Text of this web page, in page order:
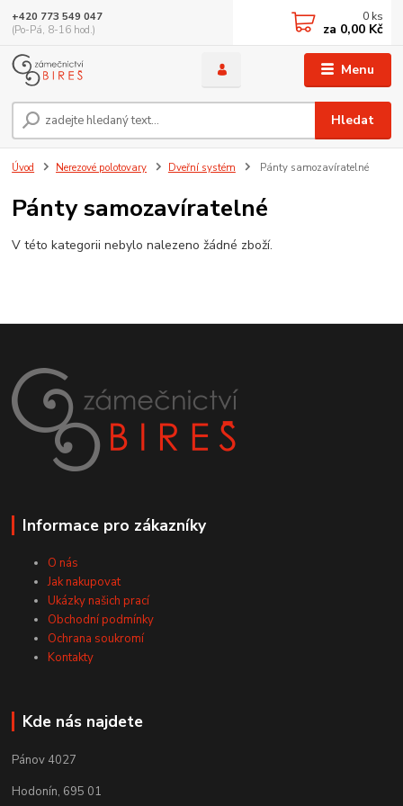
Menu
Hledat
+420 773 549 047
(Po-Pá, 8-16 hod.)
0 ks
za 0,00 Kč
Úvod Nerezové polotovary Dveřní systém Pánty samozavíratelné
Pánty samozavíratelné
V této kategorii nebylo nalezeno žádné zboží.
Informace pro zákazníky
O nás
Jak nakupovat
Ukázky našich prací
Obchodní podmínky
Ochrana soukromí
Kontakty
Kde nás najdete
Pánov 4027
Hodonín, 695 01